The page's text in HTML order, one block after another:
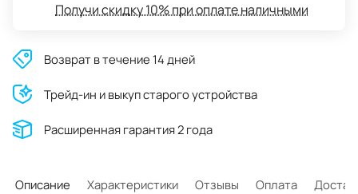
Получи скидку 10% при оплате наличными
Возврат в течение 14 дней
Трейд-ин и выкуп старого устройства
Расширенная гарантия 2 года
Описание Характеристики Отзывы Оплата